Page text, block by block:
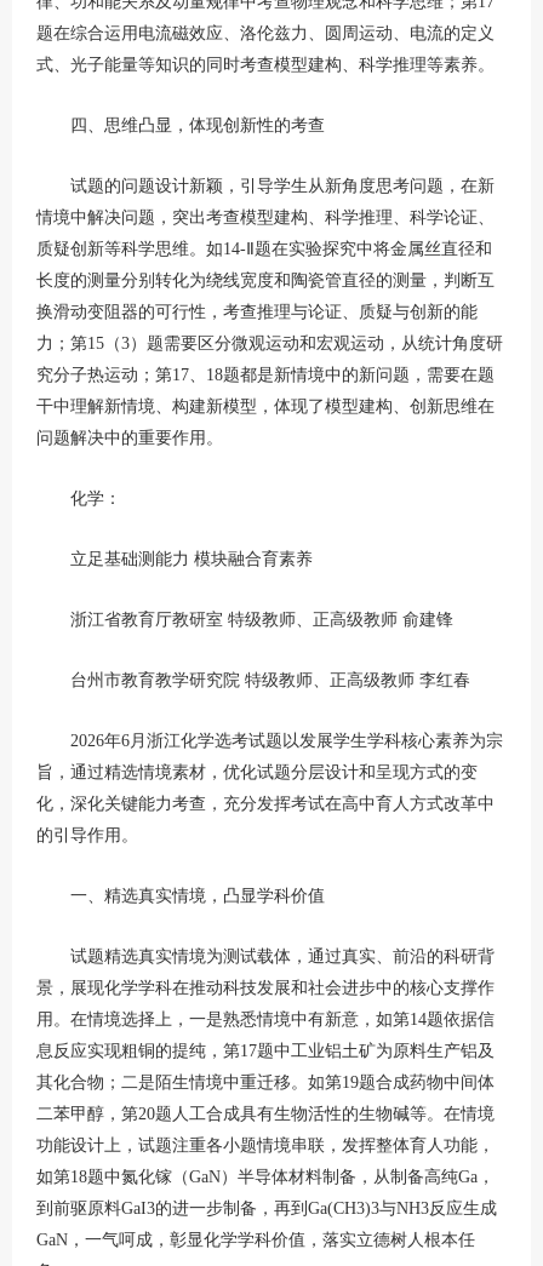
题在综合运用电流磁效应、洛伦兹力、圆周运动、电流的定义
式、光子能量等知识的同时考查模型建构、科学推理等素养。
四、思维凸显，体现创新性的考查
试题的问题设计新颖，引导学生从新角度思考问题，在新
情境中解决问题，突出考查模型建构、科学推理、科学论证、
质疑创新等科学思维。如14-Ⅱ题在实验探究中将金属丝直径和
长度的测量分别转化为绕线宽度和陶瓷管直径的测量，判断互
换滑动变阻器的可行性，考查推理与论证、质疑与创新的能
力；第15（3）题需要区分微观运动和宏观运动，从统计角度研
究分子热运动；第17、18题都是新情境中的新问题，需要在题
干中理解新情境、构建新模型，体现了模型建构、创新思维在
问题解决中的重要作用。
化学：
立足基础测能力 模块融合育素养
浙江省教育厅教研室 特级教师、正高级教师 俞建锋
台州市教育教学研究院 特级教师、正高级教师 李红春
2026年6月浙江化学选考试题以发展学生学科核心素养为宗
旨，通过精选情境素材，优化试题分层设计和呈现方式的变
化，深化关键能力考查，充分发挥考试在高中育人方式改革中
的引导作用。
一、精选真实情境，凸显学科价值
试题精选真实情境为测试载体，通过真实、前沿的科研背
景，展现化学学科在推动科技发展和社会进步中的核心支撑作
用。在情境选择上，一是熟悉情境中有新意，如第14题依据信
息反应实现粗铜的提纯，第17题中工业铝土矿为原料生产铝及
其化合物；二是陌生情境中重迁移。如第19题合成药物中间体
二苯甲醇，第20题人工合成具有生物活性的生物碱等。在情境
功能设计上，试题注重各小题情境串联，发挥整体育人功能，
如第18题中氮化镓（GaN）半导体材料制备，从制备高纯Ga，
到前驱原料GaI3的进一步制备，再到Ga(CH3)3与NH3反应生成
GaN，一气呵成，彰显化学学科价值，落实立德树人根本任